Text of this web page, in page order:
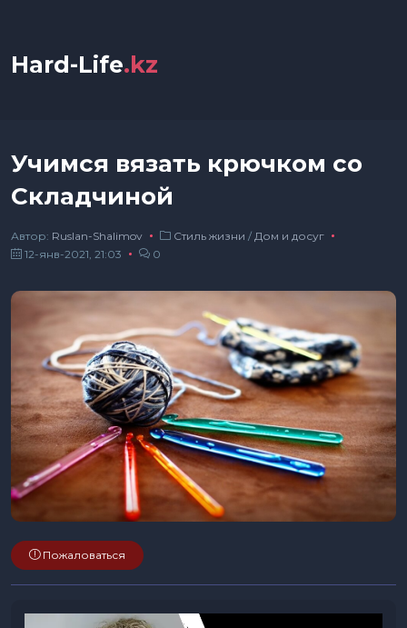
Hard-Life.kz
Учимся вязать крючком со
Складчиной
Автор: Ruslan-Shalimov Стиль жизни / Дом и досуг
12-янв-2021, 21:03
0
Пожаловаться